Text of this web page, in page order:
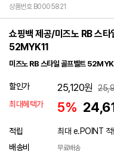
상품번호 B0005821
쇼핑백 제공/미즈노 RB 스타
52MYK11
미즈노 RB 스타일 골프벨트
할인가 25,120원
최대혜택가
5%
적립 최대 e.POINT 적
배송비
무료배송